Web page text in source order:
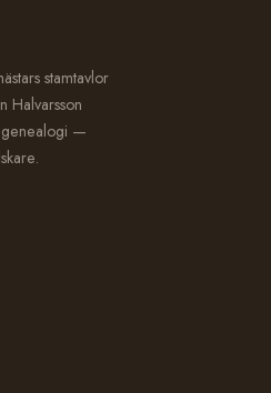
stamtavlor
Halvarsson
genealogi —